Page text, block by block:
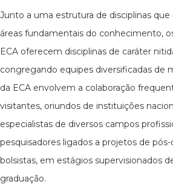
Junto a uma estrutura de disciplinas
áreas fundamentais do conhecimento,
ECA oferecem disciplinas de caráter
congregando equipes diversificadas de
da ECA envolvem a colaboração
visitantes, oriundos de instituições
especialistas de diversos campos
pesquisadores ligados a projetos de
bolsistas, em estágios supervisionados
graduação.